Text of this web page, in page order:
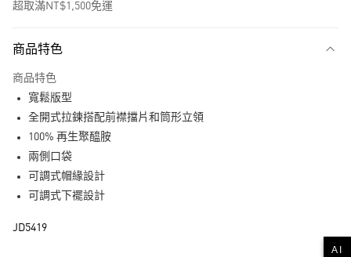
超取滿NT$1,500免運
LINE Pay
每筆NT$80，滿NT$1,500(含以上)免運費
商品特色
商品特色
寬鬆版型
全開式拉鍊搭配前襟擋片和筒形立領
100% 再生聚醯胺
兩側口袋
可調式帽緣設計
可調式下襬設計
JD5419
AI